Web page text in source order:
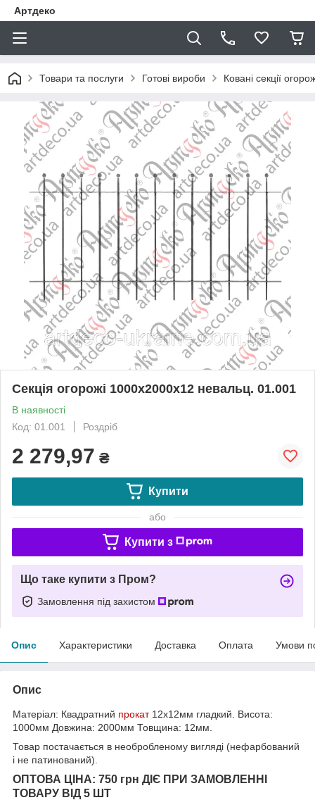
Артдеко
Товари та послуги Готові вироби Ковані секції
Секція огорожі 1000х2000х12 невальц. 01.001
В наявності
Код: 01.001
Роздріб
2 279,97 ₴
Купити
або
Купити з
Що таке купити з Пром?
Замовлення під захистом
Опис Характеристики Доставка Оплата Умови
Опис
Матеріал: Квадратний прокат12х12мм гладкий. Висота:
1000мм Довжина: 2000мм Товщина: 12мм.
Товар постачається в необробленому вигляді (нефарбований
і не патинований).
ОПТОВА ЦІНА: 750 грн ДІЄ ПРИ ЗАМОВЛЕННІ
ТОВАРУ ВІД 5 ШТ